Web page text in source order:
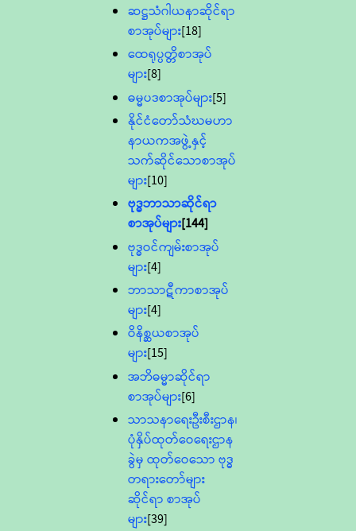
ဆဋ္ဌသံဂါယနာဆိုင်ရာ
စာအုပ်များ[18]
ထေရုပ္ပတ္တိစာအုပ်
များ[8]
ဓမ္မပဒစာအုပ်များ[5]
နိုင်ငံတော်သံဃမဟာ
နာယကအဖွဲ့နှင့်
သက်ဆိုင်သောစာအုပ်
များ[10]
ဗုဒ္ဓဘာသာဆိုင်ရာ
စာအုပ်များ[144]
ဗုဒ္ဓဝင်ကျမ်းစာအုပ်
များ[4]
ဘာသာဋီကာစာအုပ်
များ[4]
ဝိနိစ္ဆယစာအုပ်
များ[15]
အဘိဓမ္မာဆိုင်ရာ
စာအုပ်များ[6]
သာသနာရေးဦးစီးဌာန၊
ပုံနှိပ်ထုတ်ဝေရေးဌာန
ခွဲမှ ထုတ်ဝေသော ဗုဒ္ဓ
တရားတော်များ
ဆိုင်ရာ စာအုပ်
များ[39]